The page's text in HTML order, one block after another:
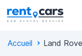
Accueil Land